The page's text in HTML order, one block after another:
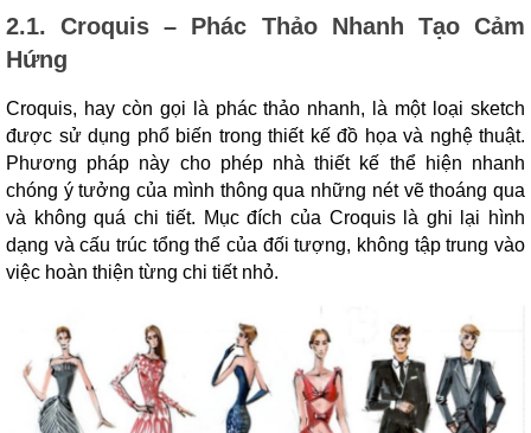
2.1. Croquis – Phác Thảo Nhanh Tạo Cảm
Hứng
Croquis, hay còn gọi là phác thảo nhanh, là một loại sketch
được sử dụng phổ biến trong thiết kế đồ họa và nghệ thuật.
Phương pháp này cho phép nhà thiết kế thể hiện nhanh
chóng ý tưởng của mình thông qua những nét vẽ thoáng qua
và không quá chi tiết. Mục đích của Croquis là ghi lại hình
dạng và cấu trúc tổng thể của đối tượng, không tập trung vào
việc hoàn thiện từng chi tiết nhỏ.